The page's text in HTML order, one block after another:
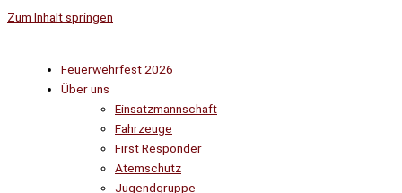
Zum Inhalt springen
Feuerwehrfest 2026
Über uns
Einsatzmannschaft
Fahrzeuge
First Responder
Atemschutz
Jugendgruppe